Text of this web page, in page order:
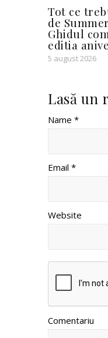
Tot ce
de
Ghidul
editia
5 august 2026
Lasă un
Name *
Email *
Website
Comentariu